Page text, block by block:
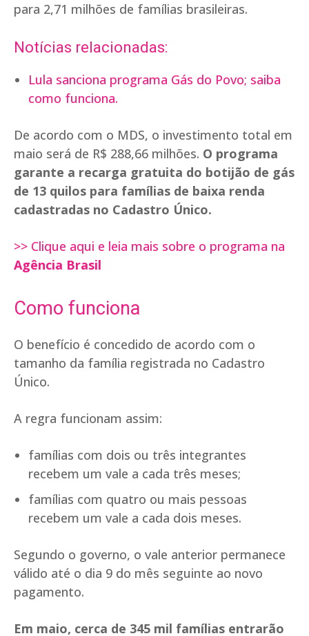
para 2,71 milhões de famílias brasileiras.
Notícias relacionadas:
Lula sanciona programa Gás do Povo; saiba
como funciona.
De acordo com o MDS, o investimento total em
maio será de R$ 288,66 milhões. O programa
garante a recarga gratuita do botijão de gás
de 13 quilos para famílias de baixa renda
cadastradas no Cadastro Único.
>> Clique aqui e leia mais sobre o programa na
Agência Brasil
Como funciona
O benefício é concedido de acordo com o
tamanho da família registrada no Cadastro
Único.
A regra funcionam assim:
famílias com dois ou três integrantes
recebem um vale a cada três meses;
famílias com quatro ou mais pessoas
recebem um vale a cada dois meses.
Segundo o governo, o vale anterior permanece
válido até o dia 9 do mês seguinte ao novo
pagamento.
Em maio, cerca de 345 mil famílias entrarão